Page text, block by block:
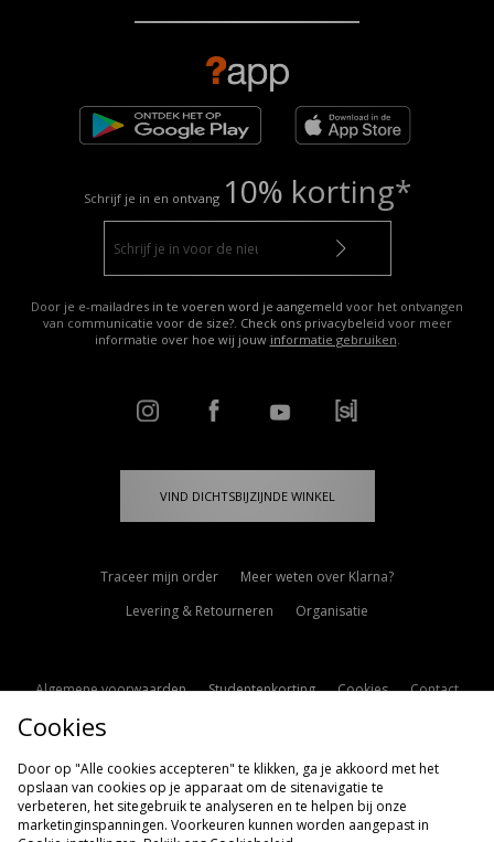
Schrijf je in en ontvang 10% korting*
Door je e-mailadres in te voeren word je aangemeld voor het ontvangen
van communicatie voor de size?. Check ons privacybeleid voor meer
informatie over hoe wij jouw informatie gebruiken.
VIND DICHTSBIJZIJNDE WINKEL
Traceer mijn order
Meer weten over Klarna?
Levering & Retourneren
Organisatie
Algemene voorwaarden Studentenkorting Cookies
Contact
Cookie Instellingen
Cookies
Door op "Alle cookies accepteren" te klikken, ga je akkoord met het
opslaan van cookies op je apparaat om de sitenavigatie te
verbeteren, het sitegebruik te analyseren en te helpen bij onze
marketinginspanningen. Voorkeuren kunnen worden aangepast in